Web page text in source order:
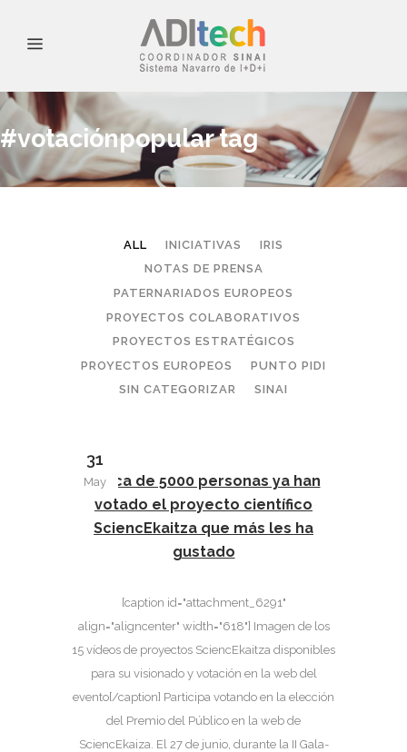
#votaciónpopular tag
ALL INICIATIVAS
IRIS
NOTAS DE PRENSA
PATERNARIADOS EUROPEOS
PROYECTOS COLABORATIVOS
PROYECTOS ESTRATÉGICOS
PROYECTOS EUROPEOS
PUNTO PIDI
SIN CATEGORIZAR
SINAI
31
May
Cerca de 5000 personas ya han
votado el proyecto científico
SciencEkaitza que más les ha
gustado
[caption id="attachment_6291"
align="aligncenter" width="618"] Imagen de los
15 vídeos de proyectos SciencEkaitza disponibles
para su visionado y votación en la web del
evento[/caption] Participa votando en la elección
del Premio del Público en la web de
SciencEkaiza. El 27 de junio, durante la II Gala-